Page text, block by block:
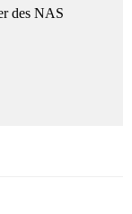
des NAS